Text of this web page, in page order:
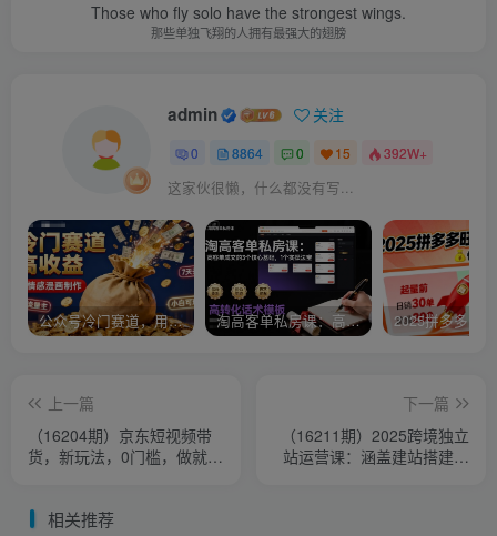
Those who fly solo have the strongest wings.
那些单独飞翔的人拥有最强大的翅膀
admin 关注
0 8864 0 15 392W+
这家伙很懒，什么都没有写...
公众号冷门赛道，用AI做情感漫画，7天开通流量主，操作简单，小白可玩 淘高客单私房课：高客单成交的3个核心基础，1个实操法宝
上一篇
（16204期）京东短视频带
货，新玩法，0门槛，做就有
下一篇
（16211期）2025跨境独立
站运营课：涵盖建站搭建、
相关推荐